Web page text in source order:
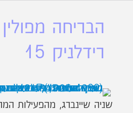
הבריחה
רידלניק 15
שניה שיינברג, מהפעילות